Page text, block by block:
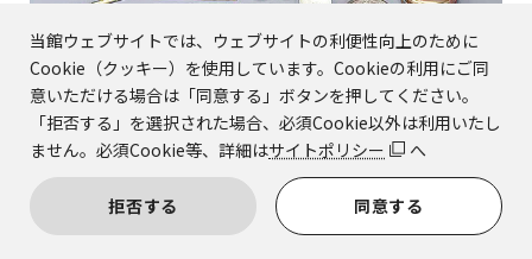
当館ウェブサイトでは、ウェブサイトの利便性向上のために
Cookie（クッキー）を使用しています。Cookieの利用にご同
意いただける場合は「同意する」ボタンを押してください。
「拒否する」を選択された場合、必須Cookie以外は利用いたし
ません。必須Cookie等、詳細はサイトポリシー へ
拒否する 同意する
国宝 籬菊蒔絵手箱 内容品共 和歌山・熊野速玉大社
国宝 籬菊蒔絵櫛箱 和歌山・熊野速玉大社